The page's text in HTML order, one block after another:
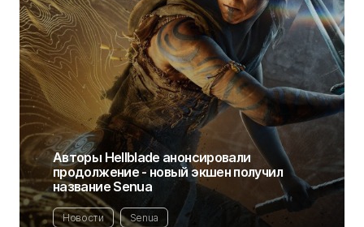
Авторы Hellblade анонсировали
продолжение - новый экшен получил
название Senua
Новости Senua